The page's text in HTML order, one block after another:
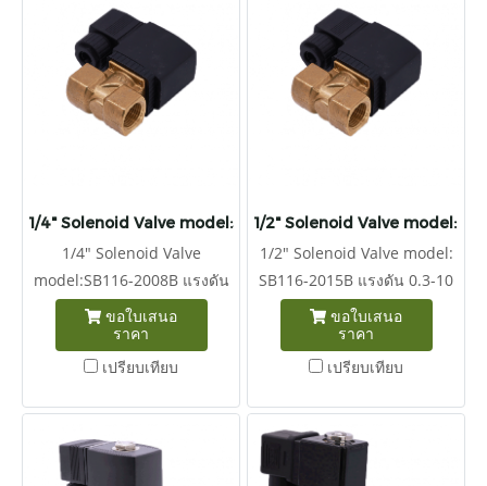
1/4" Solenoid Valve model:SB116-2008B
1/4" Solenoid Valve
model:SB116-2008B แรงดัน
0.3-10 บาร์ 2/2 ทางโซลินอยด์
วาล์ว ปกติปิดพอร์ตไดอะแฟรม
ขนาด 1/4" ถึงปลั๊กแม่มดระดับ
ถือสูง อายุการใช้งานยาวนาน
กรุณาระบุแรงดันคอยด์ไฟฟ้าที่
ใช้งาน ก่อนสั่งซื้อโปรดระบุบ
ขอใบเสนอ
ราคา
เปรียบเทียบ
1/2" Solenoid Valve model:
1/2" Solenoid Valve model:
SB116-2015B แรงดัน 0.3-10
2/2 ทางโซลินอยด์วาล์ว ปกติ
ปิด ขนาดพอร์ตไดอะแฟรม
1/2" ถึง ปลั๊กระดับการป้องกัน
การใช้งานยาวนาน กรุณาระบุ
แรงดันคอยด์ไฟฟ้าที่ใช้งาน
ก่อนสั่งซื้อโปรดระบุบ แรงดัน
ขอใบเสนอ
ราคา
เปรียบเทียบ